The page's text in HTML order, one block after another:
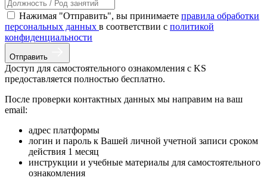
Нажимая "Отправить", вы принимаете правила обработки
персональных данных в соответствии с политикой
конфиденциальности
Отправить
Доступ для самостоятельного ознакомления с KS
предоставляется полностью бесплатно.
После проверки контактных данных мы направим на ваш
email:
адрес платформы
логин и пароль к Вашей личной учетной записи сроком
действия 1 месяц
инструкции и учебные материалы для самостоятельного
ознакомления